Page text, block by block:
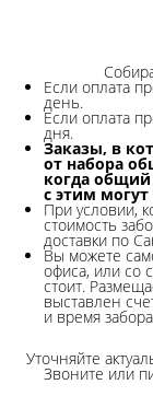
Если оплата
день.
Если оплата
дня.
Заказы, в
от набора
когда общий
с этим
При условии,
стоимость
доставки по
Вы можете
офиса, или со
стоит.
выставлен
и время
Уточняйте
Звоните или